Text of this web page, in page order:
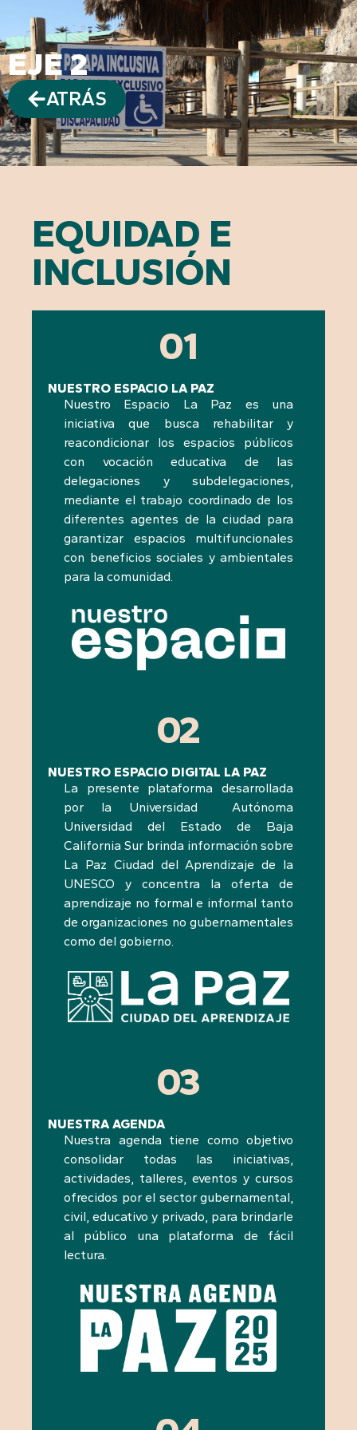
EJE 2
ATRÁS
EQUIDAD E
INCLUSIÓN
01
NUESTRO ESPACIO LA PAZ
Nuestro Espacio La Paz es una
iniciativa que busca rehabilitar y
reacondicionar los espacios públicos
con vocación educativa de las
delegaciones y subdelegaciones,
mediante el trabajo coordinado de los
diferentes agentes de la ciudad para
garantizar espacios multifuncionales
con beneficios sociales y ambientales
para la comunidad.
02
NUESTRO ESPACIO DIGITAL LA PAZ
La presente plataforma desarrollada
por la Universidad Autónoma
Universidad del Estado de Baja
California Sur brinda información sobre
La Paz Ciudad del Aprendizaje de la
UNESCO y concentra la oferta de
aprendizaje no formal e informal tanto
de organizaciones no gubernamentales
como del gobierno.
03
NUESTRA AGENDA
Nuestra agenda tiene como objetivo
consolidar todas las iniciativas,
actividades, talleres, eventos y cursos
ofrecidos por el sector gubernamental,
civil, educativo y privado, para brindarle
al público una plataforma de fácil
lectura.